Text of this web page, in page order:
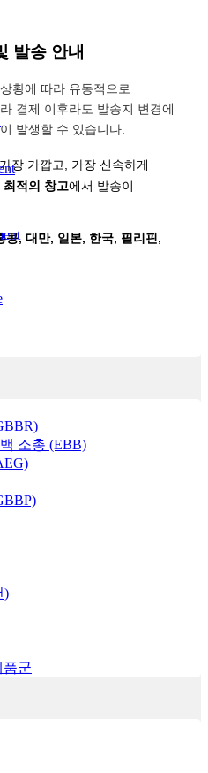
발송 안내
황에 따라 유동적으로
결제 이후라도 발송지 변경에
발생할 수 있습니다.
장 가깝고, 가장 신속하게
최적의 창고에서 발송이
콩, 대만, 일본, 한국, 필리핀,
소총 (EBB)
)
품군